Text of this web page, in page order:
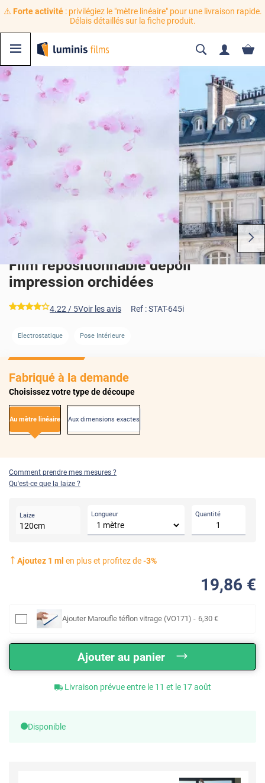
⚠️ Forte activité: privilégiez le "mètre linéaire" pour une livraison rapide.
Délais détaillés sur la fiche produit.
Film repositionnable dépoli
impression orchidées
*****
4.22 / 5Voir les avis Ref :STAT-645i
Electrostatique Pose Intérieure
Fabriqué à la demande
Choisissez votre type de découpe
Au mètre linéaire Aux dimensions exactes
Comment prendre mes mesures ?
Qu'est-ce que la laize ?
Laize
120cm
Longueur Quantité
Ajoutez 1 ml en plus et profitez de-3%
19,86 €
Ajouter Maroufle téflon vitrage (VO171) - 6,30 €
Ajouter au panier
Livraison prévue entre le 11 et le 17 août
Disponible